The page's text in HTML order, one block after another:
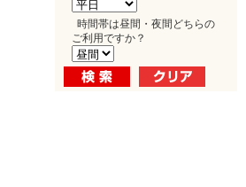
時間帯は昼間・夜間どちらの
ご利用ですか？